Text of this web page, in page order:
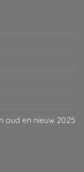
oud en nieuw 2025